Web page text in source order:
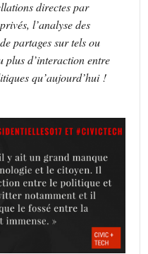
directes par
l’analyse des
partages sur tels ou
plus d’interaction entre
qu’aujourd’hui !